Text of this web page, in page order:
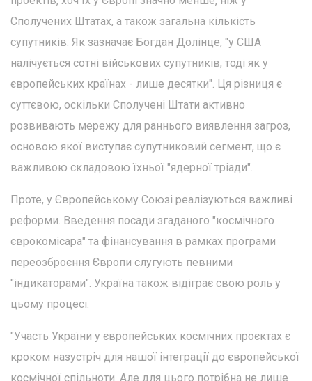
Сполучених Штатах, а також загальна кількість
супутників. Як зазначає Богдан Долінце, "у США
налічується сотні військових супутників, тоді як у
європейських країнах - лише десятки". Ця різниця є
суттєвою, оскільки Сполучені Штати активно
розвивають мережу для раннього виявлення загроз,
основою якої виступає супутниковий сегмент, що є
важливою складовою їхньої "ядерної тріади".
Проте, у Європейському Союзі реалізуються важливі
реформи. Введення посади згаданого "космічного
єврокомісара" та фінансування в рамках програми
переозброєння Європи слугують певними
"індикаторами". Україна також відіграє свою роль у
цьому процесі.
"Участь України у європейських космічних проєктах є
кроком назустріч для нашої інтеграції до європейської
космічної спільноти. Але для цього потрібна не лише